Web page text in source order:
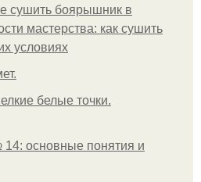
сушить боярышник в
мастерства: как сушить
условиях
белые точки.
основные понятия и